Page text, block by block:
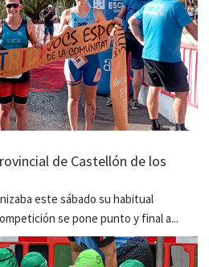
de Castellón de los
este sábado su habitual
se pone punto y final a...